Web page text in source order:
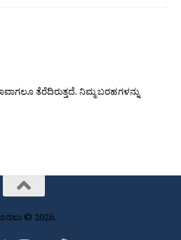
ತೆರೆದಿರುತ್ತದೆ. ನಿಮ್ಮ ಬರಹಗಳನ್ನು
© 2026.